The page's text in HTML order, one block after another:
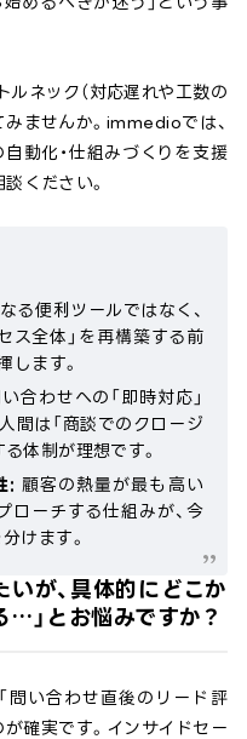
ルネック（対応遅れや工数の
みませんか。immedioでは、
動化・仕組みづくりを支援
ください。
る便利ツールではなく、
ス全体」を再構築する前
します。
い合わせへの「即時対応」
間は「商談でのクロージ
体制が理想です。
: 顧客の熱量が最も高い
ローチする仕組みが、今
けます。
が、具体的にどこか
…」とお悩みですか？
問い合わせ直後のリード評
が確実です。インサイドセー